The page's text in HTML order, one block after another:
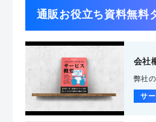
通販お役立ち資料無料
会社
弊社
サ